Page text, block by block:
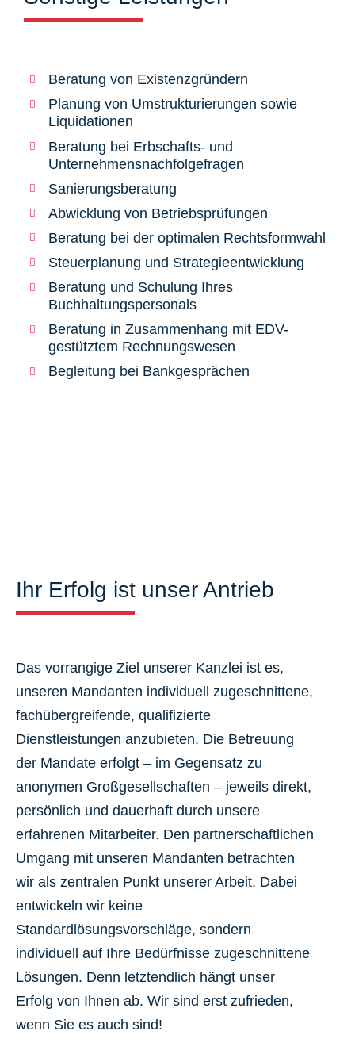
Beratung von Existenzgründern
Planung von Umstrukturierungen sowie
Liquidationen
Beratung bei Erbschafts- und
Unternehmensnachfolgefragen
Sanierungsberatung
Abwicklung von Betriebsprüfungen
Beratung bei der optimalen Rechtsformwahl
Steuerplanung und Strategieentwicklung
Beratung und Schulung Ihres
Buchhaltungspersonals
Beratung in Zusammenhang mit EDV-
gestütztem Rechnungswesen
Begleitung bei Bankgesprächen
Ihr Erfolg ist unser Antrieb
Das vorrangige Ziel unserer Kanzlei ist es,
unseren Mandanten individuell zugeschnittene,
fachübergreifende, qualifizierte
Dienstleistungen anzubieten. Die Betreuung
der Mandate erfolgt – im Gegensatz zu
anonymen Großgesellschaften – jeweils direkt,
persönlich und dauerhaft durch unsere
erfahrenen Mitarbeiter. Den partnerschaftlichen
Umgang mit unseren Mandanten betrachten
wir als zentralen Punkt unserer Arbeit. Dabei
entwickeln wir keine
Standardlösungsvorschläge, sondern
individuell auf Ihre Bedürfnisse zugeschnittene
Lösungen. Denn letztendlich hängt unser
Erfolg von Ihnen ab. Wir sind erst zufrieden,
wenn Sie es auch sind!